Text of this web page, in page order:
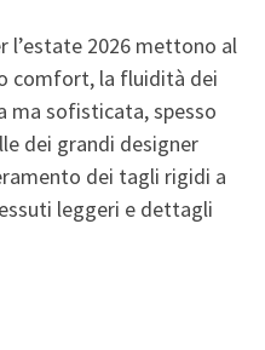
l’estate 2026 mettono al
comfort, la fluidità dei
ma sofisticata, spesso
dei grandi designer
dei tagli rigidi a
leggeri e dettagli